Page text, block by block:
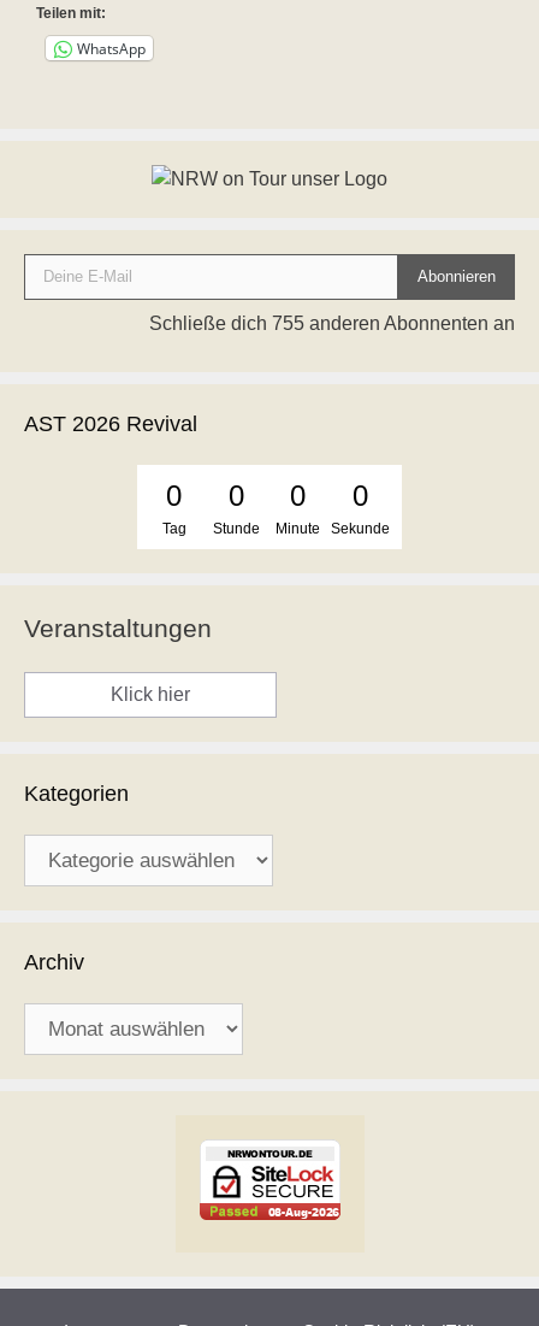
Teilen mit:
WhatsApp
Deine E-Mail
Abonnieren
Schließe dich 755 anderen Abonnenten an
AST 2026 Revival
0
Tag
0
Stunde
0
Minute
0
Sekunde
Veranstaltungen
Klick hier
Kategorien
Archiv